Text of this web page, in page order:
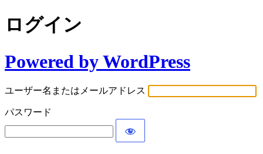
ログイン
Powered by WordPress
ユーザー名またはメールアドレス
パスワード